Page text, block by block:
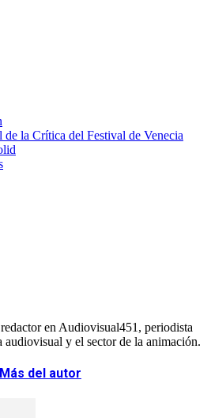
de la Crítica del Festival de Venecia
en Audiovisual451, periodista
audiovisual y el sector de la animación.
Más del autor